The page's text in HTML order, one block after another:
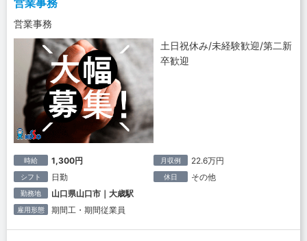
営業事務
営業事務
土日祝休み/未経験歓迎/第二新
卒歓迎
時給 1,300円 月収例 22.6万円
シフト 日勤 休日 その他
勤務地 山口県山口市｜大歳駅
雇用形態 期間工・期間従業員